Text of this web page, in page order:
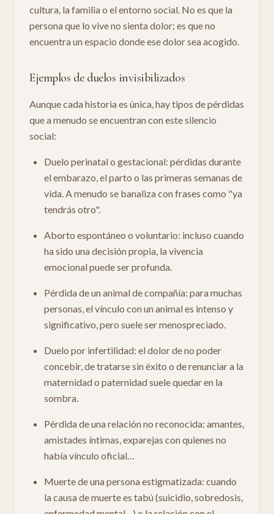
cultura, la familia o el entorno social. No es que la
persona que lo vive no sienta dolor; es que no
encuentra un espacio donde ese dolor sea acogido.
Ejemplos de duelos invisibilizados
Aunque cada historia es única, hay tipos de pérdidas
que a menudo se encuentran con este silencio
social:
Duelo perinatal o gestacional: pérdidas durante
el embarazo, el parto o las primeras semanas de
vida. A menudo se banaliza con frases como "ya
tendrás otro".
Aborto espontáneo o voluntario: incluso cuando
ha sido una decisión propia, la vivencia
emocional puede ser profunda.
Pérdida de un animal de compañía: para muchas
personas, el vínculo con un animal es intenso y
significativo, pero suele ser menospreciado.
Duelo por infertilidad: el dolor de no poder
concebir, de tratarse sin éxito o de renunciar a la
maternidad o paternidad suele quedar en la
sombra.
Pérdida de una relación no reconocida: amantes,
amistades íntimas, exparejas con quienes no
había vínculo oficial…
Muerte de una persona estigmatizada: cuando
la causa de muerte es tabú (suicidio, sobredosis,